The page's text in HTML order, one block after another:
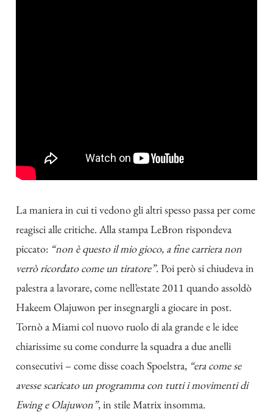
La maniera in cui ti vedono gli altri spesso passa per come
reagisci alle critiche. Alla stampa LeBron rispondeva
piccato: “non è questo il mio gioco, a fine carriera non
verrò ricordato come un tiratore”. Poi però si chiudeva in
palestra a lavorare, come nell’estate 2011 quando assoldò
Hakeem Olajuwon per insegnargli a giocare in post.
Tornò a Miami col nuovo ruolo di ala grande e le idee
chiarissime su come condurre la squadra a due anelli
consecutivi – come disse coach Spoelstra, “era come se
avesse scaricato un programma con tutti i movimenti di
Ewing e Olajuwon”, in stile Matrix insomma.